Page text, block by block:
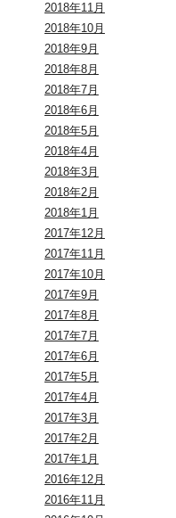
2018年11月
2018年10月
2018年9月
2018年8月
2018年7月
2018年6月
2018年5月
2018年4月
2018年3月
2018年2月
2018年1月
2017年12月
2017年11月
2017年10月
2017年9月
2017年8月
2017年7月
2017年6月
2017年5月
2017年4月
2017年3月
2017年2月
2017年1月
2016年12月
2016年11月